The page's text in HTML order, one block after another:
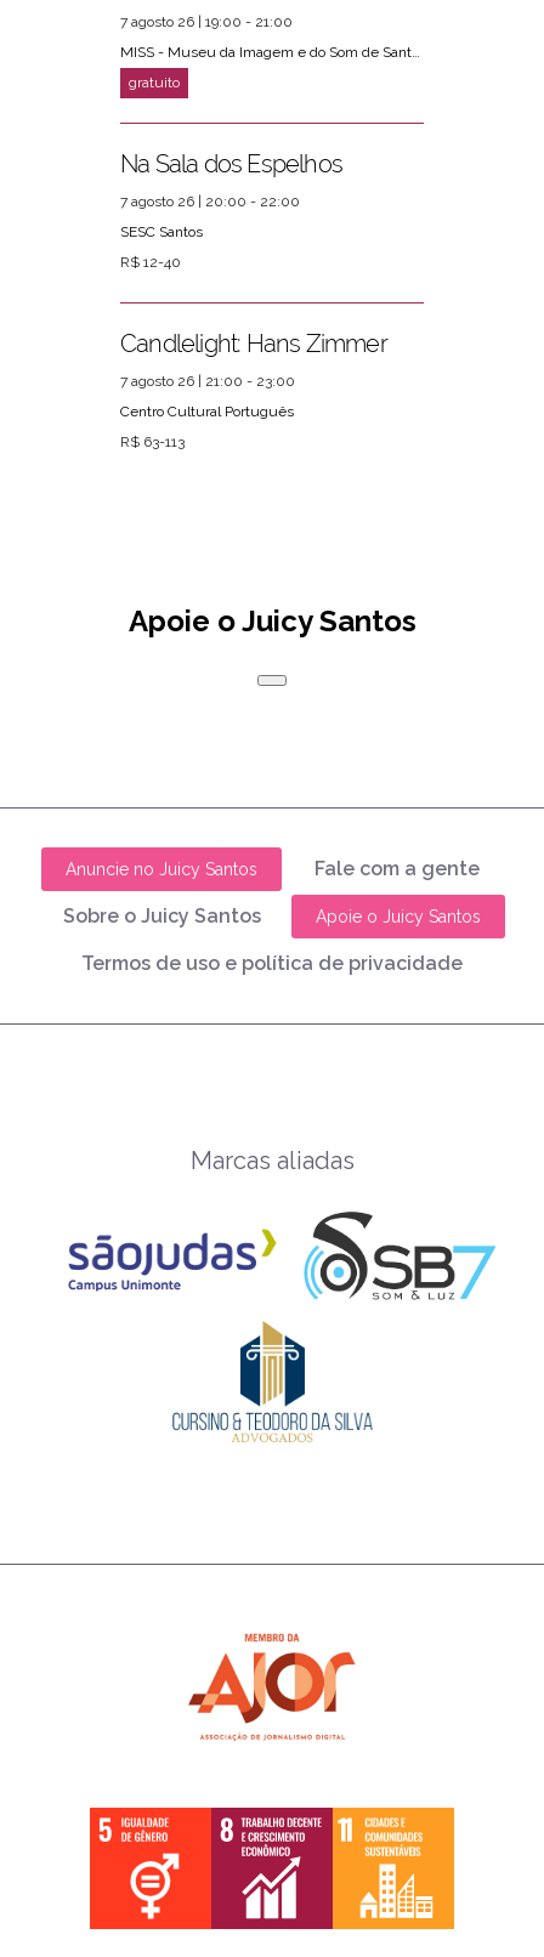
7 agosto 26 | 19:00 - 21:00
MISS - Museu da Imagem e do Som de Santos
Na Sala dos Espelhos
7 agosto 26 | 20:00 - 22:00
SESC Santos
R$ 12-40
Candlelight: Hans Zimmer
7 agosto 26 | 21:00 - 23:00
Centro Cultural Português
R$ 63-113
Apoie o Juicy Santos
Anuncie no Juicy Santos Fale com a gente
Sobre o Juicy Santos Apoie o Juicy Santos
Termos de uso e política de privacidade
Marcas aliadas